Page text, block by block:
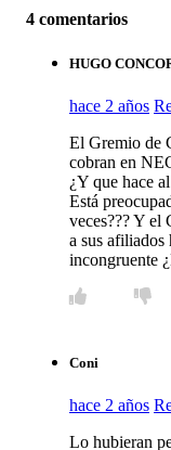
4 comentarios
HUGO
hace 2 años
El Gremio de
cobran en
¿Y que hace
Está
veces??? Y el
a sus
incongruente
Coni
hace 2 años
Lo hubieran